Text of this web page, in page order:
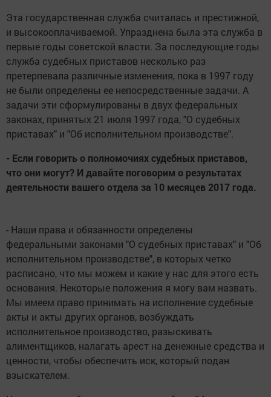
Эта государственная служба считалась и престижной,
и высокооплачиваемой. Упразднена была эта служба в
первые годы советской власти. За последующие годы
служба судебных приставов несколько раз
претерпевала различные изменения, пока в 1997 году
не были определены ее непосредственные задачи. А
задачи эти сформулированы в двух федеральных
законах, принятых 21 июля 1997 года, "О судебных
приставах" и "Об исполнительном производстве".
- Если говорить о полномочиях судебных приставов,
что они могут? И давайте поговорим о результатах
деятельности вашего отдела за 10 месяцев 2017 года.
- Наши права и обязанности определены
федеральными законами "О судебных приставах" и "Об
исполнительном производстве", в которых четко
расписано, что мы можем и какие у нас для этого есть
основания. Некоторые положения я могу вам назвать.
Мы имеем право принимать на исполнение судебные
акты и акты других органов, возбуждать
исполнительное производство, разыскивать
алиментщиков, налагать арест на денежные средства и
ценности, чтобы обеспечить иск, который подан
взыскателем.